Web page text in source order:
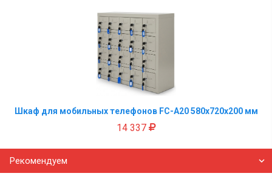
Шкаф для мобильных телефонов FC-A20 580х720х200 мм
14 337
Рекомендуем